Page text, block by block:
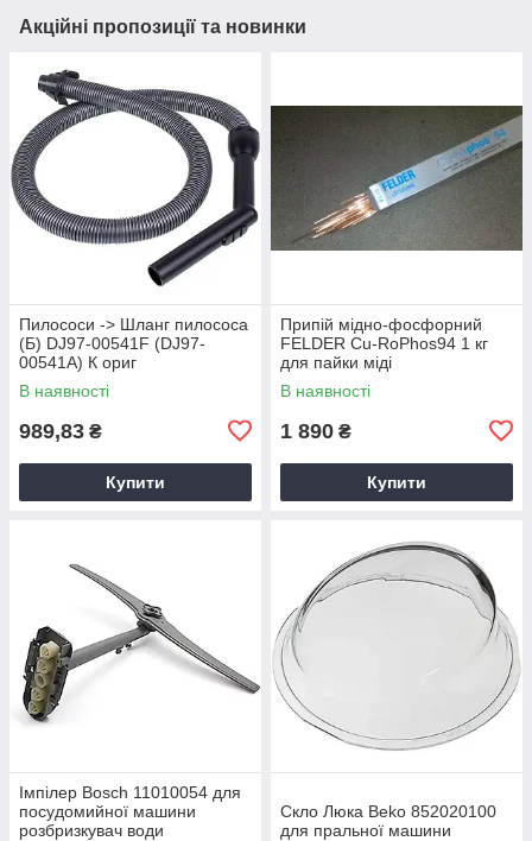
Акційні пропозиції та новинки
Пилососи -> Шланг пилососа
(Б) DJ97-00541F (DJ97-
00541A) К ориг
В наявності
989,83 ₴
Купити
Припій мідно-фосфорний
FELDER Cu-RoPhos94 1 кг
для пайки міді
В наявності
1 890 ₴
Купити
Імпілер Bosch 11010054 для
посудомийної машини
розбризкувач води
Скло Люка Beko 852020100
для пральної машини